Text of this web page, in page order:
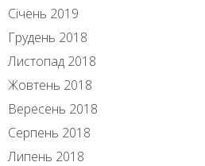
Січень 2019
Грудень 2018
Листопад 2018
Жовтень 2018
Вересень 2018
Серпень 2018
Липень 2018